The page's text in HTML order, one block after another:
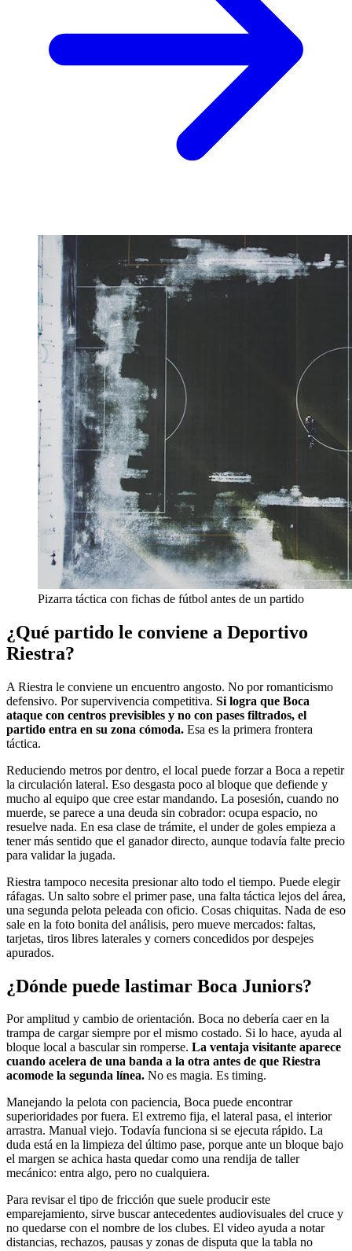
Pizarra táctica con fichas de fútbol antes de un partido
¿Qué partido le conviene a Deportivo
Riestra?
A Riestra le conviene un encuentro angosto. No por romanticismo
defensivo. Por supervivencia competitiva. Si logra que Boca
ataque con centros previsibles y no con pases filtrados, el
partido entra en su zona cómoda. Esa es la primera frontera
táctica.
Reduciendo metros por dentro, el local puede forzar a Boca a repetir
la circulación lateral. Eso desgasta poco al bloque que defiende y
mucho al equipo que cree estar mandando. La posesión, cuando no
muerde, se parece a una deuda sin cobrador: ocupa espacio, no
resuelve nada. En esa clase de trámite, el under de goles empieza a
tener más sentido que el ganador directo, aunque todavía falte precio
para validar la jugada.
Riestra tampoco necesita presionar alto todo el tiempo. Puede elegir
ráfagas. Un salto sobre el primer pase, una falta táctica lejos del área,
una segunda pelota peleada con oficio. Cosas chiquitas. Nada de eso
sale en la foto bonita del análisis, pero mueve mercados: faltas,
tarjetas, tiros libres laterales y corners concedidos por despejes
apurados.
¿Dónde puede lastimar Boca Juniors?
Por amplitud y cambio de orientación. Boca no debería caer en la
trampa de cargar siempre por el mismo costado. Si lo hace, ayuda al
bloque local a bascular sin romperse. La ventaja visitante aparece
cuando acelera de una banda a la otra antes de que Riestra
acomode la segunda línea. No es magia. Es timing.
Manejando la pelota con paciencia, Boca puede encontrar
superioridades por fuera. El extremo fija, el lateral pasa, el interior
arrastra. Manual viejo. Todavía funciona si se ejecuta rápido. La
duda está en la limpieza del último pase, porque ante un bloque bajo
el margen se achica hasta quedar como una rendija de taller
mecánico: entra algo, pero no cualquiera.
Para revisar el tipo de fricción que suele producir este
emparejamiento, sirve buscar antecedentes audiovisuales del cruce y
no quedarse con el nombre de los clubes. El video ayuda a notar
distancias, rechazos, pausas y zonas de disputa que la tabla no